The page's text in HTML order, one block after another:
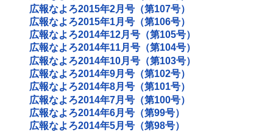
広報なよろ2015年2月号（第107号）
広報なよろ2015年1月号（第106号）
広報なよろ2014年12月号（第105号）
広報なよろ2014年11月号（第104号）
広報なよろ2014年10月号（第103号）
広報なよろ2014年9月号（第102号）
広報なよろ2014年8月号（第101号）
広報なよろ2014年7月号（第100号）
広報なよろ2014年6月号（第99号）
広報なよろ2014年5月号（第98号）